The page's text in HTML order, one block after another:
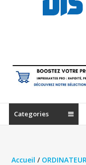
en
ligne
matériel
informatique
Categories
Accueil /